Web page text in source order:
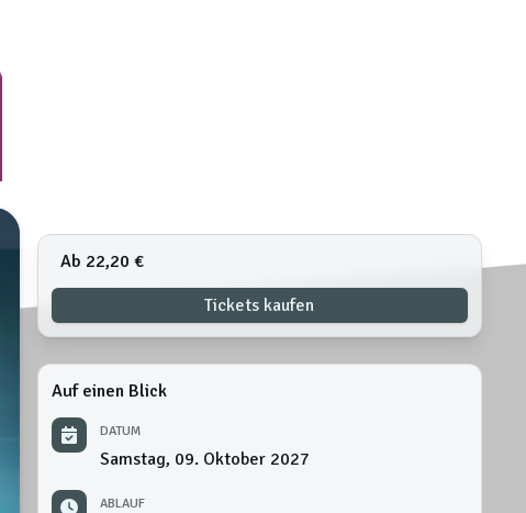
Ab 22,20 €
Tickets kaufen
Auf einen Blick
DATUM
Samstag, 09. Oktober 2027
ABLAUF